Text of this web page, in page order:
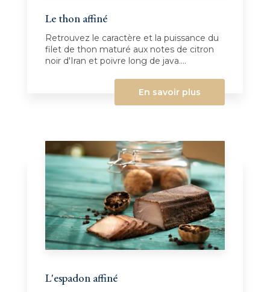
Le thon affiné
Retrouvez le caractère et la puissance du
filet de thon maturé aux notes de citron
noir d'Iran et poivre long de java....
En savoir plus
L'espadon affiné